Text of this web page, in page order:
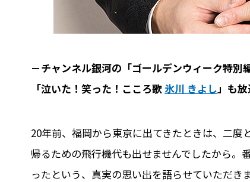
－チャンネル銀河の「ゴールデンウィーク特別
「泣いた！笑った！こころ歌氷川 きよし」も放
20年前、福岡から東京に出てきたときは、二度
帰るための飛行機代も出せませんでしたから
ったという、真実の思い出を語らせていただき